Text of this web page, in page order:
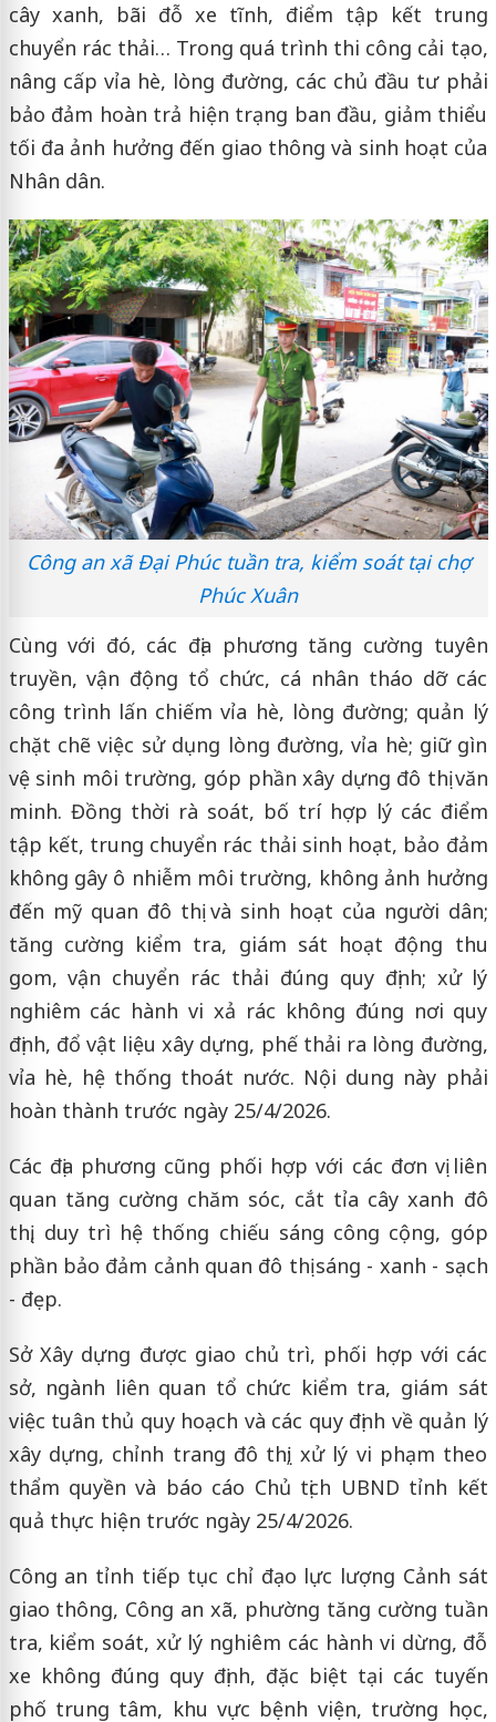
cây xanh, bãi đỗ xe tĩnh, điểm tập kết trung
chuyển rác thải… Trong quá trình thi công cải tạo,
nâng cấp vỉa hè, lòng đường, các chủ đầu tư phải
bảo đảm hoàn trả hiện trạng ban đầu, giảm thiểu
tối đa ảnh hưởng đến giao thông và sinh hoạt của
Nhân dân.
Công an xã Đại Phúc tuần tra, kiểm soát tại chợ
Phúc Xuân
Cùng với đó, các địa phương tăng cường tuyên
truyền, vận động tổ chức, cá nhân tháo dỡ các
công trình lấn chiếm vỉa hè, lòng đường; quản lý
chặt chẽ việc sử dụng lòng đường, vỉa hè; giữ gìn
vệ sinh môi trường, góp phần xây dựng đô thị văn
minh. Đồng thời rà soát, bố trí hợp lý các điểm
tập kết, trung chuyển rác thải sinh hoạt, bảo đảm
không gây ô nhiễm môi trường, không ảnh hưởng
đến mỹ quan đô thị và sinh hoạt của người dân;
tăng cường kiểm tra, giám sát hoạt động thu
gom, vận chuyển rác thải đúng quy định; xử lý
nghiêm các hành vi xả rác không đúng nơi quy
định, đổ vật liệu xây dựng, phế thải ra lòng đường,
vỉa hè, hệ thống thoát nước. Nội dung này phải
hoàn thành trước ngày 25/4/2026.
Các địa phương cũng phối hợp với các đơn vị liên
quan tăng cường chăm sóc, cắt tỉa cây xanh đô
thị, duy trì hệ thống chiếu sáng công cộng, góp
phần bảo đảm cảnh quan đô thị sáng - xanh - sạch
- đẹp.
Sở Xây dựng được giao chủ trì, phối hợp với các
sở, ngành liên quan tổ chức kiểm tra, giám sát
việc tuân thủ quy hoạch và các quy định về quản lý
xây dựng, chỉnh trang đô thị; xử lý vi phạm theo
thẩm quyền và báo cáo Chủ tịch UBND tỉnh kết
quả thực hiện trước ngày 25/4/2026.
Công an tỉnh tiếp tục chỉ đạo lực lượng Cảnh sát
giao thông, Công an xã, phường tăng cường tuần
tra, kiểm soát, xử lý nghiêm các hành vi dừng, đỗ
xe không đúng quy định, đặc biệt tại các tuyến
phố trung tâm, khu vực bệnh viện, trường học,